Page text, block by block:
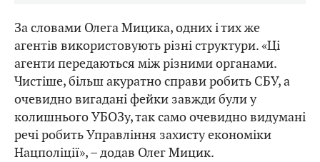
За словами Олега Мицика, одних і тих же
агентів використовують різні структури. «Ці
агенти передаються між різними органами.
Чистіше, більш акуратно справи робить СБУ, а
очевидно вигадані фейки завжди були у
колишнього УБОЗу, так само очевидно видумані
речі робить Управління захисту економіки
Нацполіції», – додав Олег Мицик.